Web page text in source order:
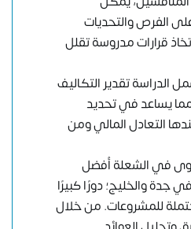
الفرص والتحديات
قرارات مدروسة تقلل
الدراسة تقدير التكاليف
مما يساعد في تحديد
التعادل المالي ومن
في الشعلة أفضل
والخليج؛ دورًا كبيرًا
للمشروعات. من خلال